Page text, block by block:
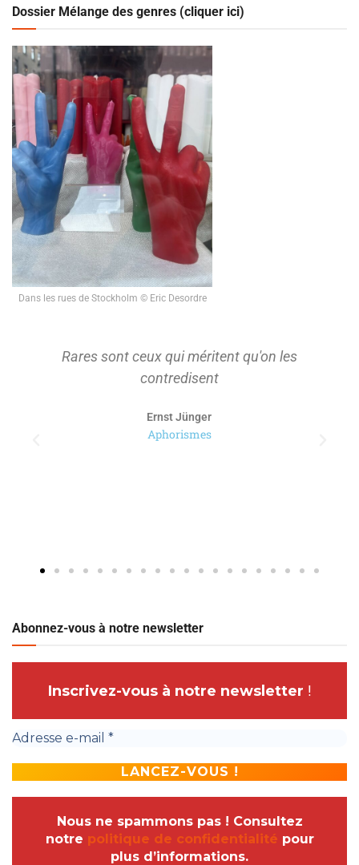
Dossier Mélange des genres (cliquer ici)
Dans les rues de Stockholm © Eric Desordre
On ne s'approprie que ce qu'on a d'abord
tenu à distance pour le considérer.
Paul Ricoeur
Abonnez-vous à notre newsletter
Inscrivez-vous à notre newsletter !
Nous ne spammons pas ! Consultez
notre politique de confidentialité pour
plus d’informations.